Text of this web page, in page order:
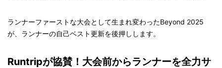
ランナーファーストな大会として生まれ変わったBeyond 2025
が、ランナーの自己ベスト更新を後押しします。
Runtripが協賛！大会前からランナーを全力サ